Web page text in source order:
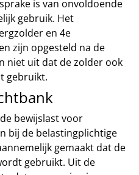
is van onvoldoende
gebruik. Het
en 4e
zijn opgesteld na de
niet uit dat de zolder ook
gebruikt.
bewijslast voor
bij de belastingplichtige
gemaakt dat de
gebruikt. Uit de